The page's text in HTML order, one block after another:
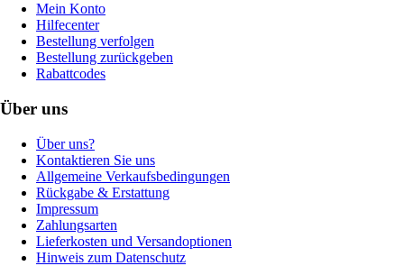
Mein Konto
Hilfecenter
Bestellung verfolgen
Bestellung zurückgeben
Rabattcodes
Über uns
Über uns?
Kontaktieren Sie uns
Allgemeine Verkaufsbedingungen
Rückgabe & Erstattung
Impressum
Zahlungsarten
Lieferkosten und Versandoptionen
Hinweis zum Datenschutz